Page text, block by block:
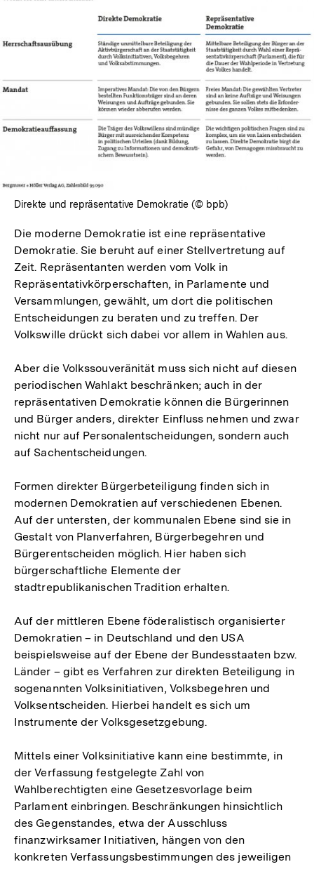
In
Lightbox
öffnen
Direkte und repräsentative Demokratie (© bpb)
Die moderne Demokratie ist eine repräsentative
Demokratie. Sie beruht auf einer Stellvertretung auf
Zeit. Repräsentanten werden vom Volk in
Repräsentativkörperschaften, in Parlamente und
Versammlungen, gewählt, um dort die politischen
Entscheidungen zu beraten und zu treffen. Der
Volkswille drückt sich dabei vor allem in Wahlen aus.
Aber die Volkssouveränität muss sich nicht auf diesen
periodischen Wahlakt beschränken; auch in der
repräsentativen Demokratie können die Bürgerinnen
und Bürger anders, direkter Einfluss nehmen und zwar
nicht nur auf Personalentscheidungen, sondern auch
auf Sachentscheidungen.
Formen direkter Bürgerbeteiligung finden sich in
modernen Demokratien auf verschiedenen Ebenen.
Auf der untersten, der kommunalen Ebene sind sie in
Gestalt von Planverfahren, Bürgerbegehren und
Bürgerentscheiden möglich. Hier haben sich
bürgerschaftliche Elemente der
stadtrepublikanischen Tradition erhalten.
Auf der mittleren Ebene föderalistisch organisierter
Demokratien – in Deutschland und den USA
beispielsweise auf der Ebene der Bundesstaaten bzw.
Länder – gibt es Verfahren zur direkten Beteiligung in
sogenannten Volksinitiativen, Volksbegehren und
Volksentscheiden. Hierbei handelt es sich um
Instrumente der Volksgesetzgebung.
Mittels einer Volksinitiative kann eine bestimmte, in
der Verfassung festgelegte Zahl von
Wahlberechtigten eine Gesetzesvorlage beim
Parlament einbringen. Beschränkungen hinsichtlich
des Gegenstandes, etwa der Ausschluss
finanzwirksamer Initiativen, hängen von den
konkreten Verfassungsbestimmungen des jeweiligen